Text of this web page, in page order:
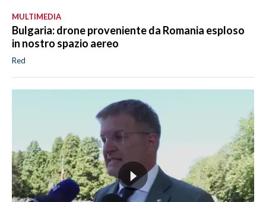
MULTIMEDIA
Bulgaria: drone proveniente da Romania esploso
in nostro spazio aereo
Red